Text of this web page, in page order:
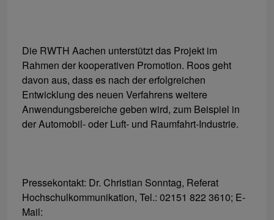
Die RWTH Aachen unterstützt das Projekt im
Rahmen der kooperativen Promotion. Roos geht
davon aus, dass es nach der erfolgreichen
Entwicklung des neuen Verfahrens weitere
Anwendungsbereiche geben wird, zum Beispiel in
der Automobil- oder Luft- und Raumfahrt-Industrie.
Pressekontakt: Dr. Christian Sonntag, Referat
Hochschulkommunikation, Tel.: 02151 822 3610; E-
Mail: